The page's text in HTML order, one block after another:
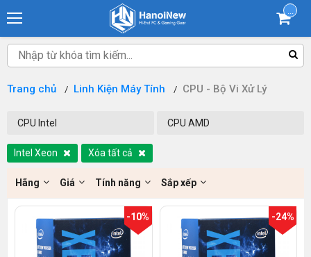
Trang chủ Linh Kiện Máy Tính CPU - Bộ Vi Xử Lý
CPU Intel CPU AMD
Intel Xeon Xóa tất cả
Hãng Giá Tính năng Sắp xếp
-10% -24%